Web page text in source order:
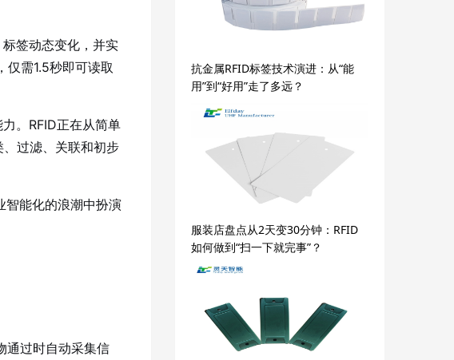
签动态变化，并实
需1.5秒即可读取
。RFID正在从简单
过滤、关联和初步
智能化的浪潮中扮演
通过时自动采集信
抗金属RFID标签技术演进：从“能
用”到“好用”走了多远？
服装店盘点从2天变30分钟：RFID
如何做到“扫一下就完事”？